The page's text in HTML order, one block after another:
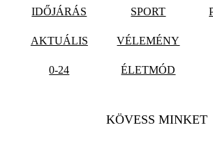
IDŐJÁRÁS SPORT
AKTUÁLIS VÉLEMÉNY
0-24 ÉLETMÓD
KÖVESS MINKET